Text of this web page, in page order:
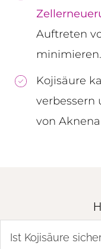
Auftreten
minimieren.
Kojisäure
verbessern
von
Ist Kojisäure